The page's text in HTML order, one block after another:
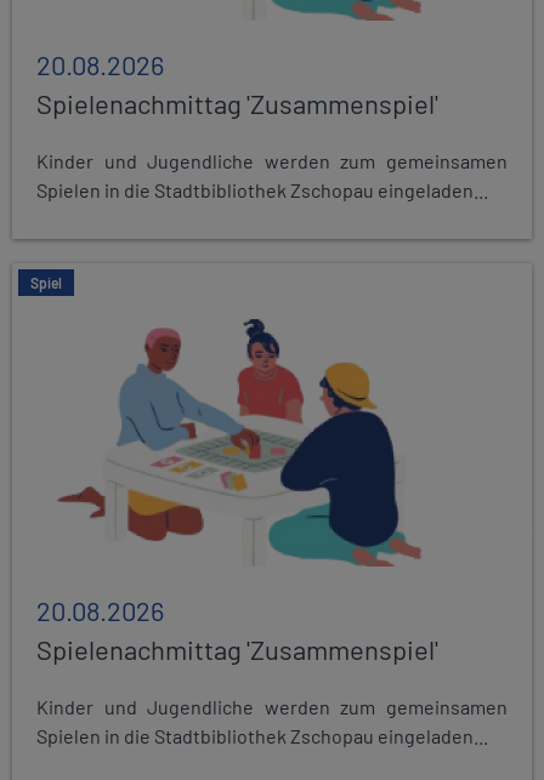
20.08.2026
Spielenachmittag 'Zusammenspiel'
Kinder und Jugendliche werden zum gemeinsamen
Spielen in die Stadtbibliothek Zschopau eingeladen...
Spiel
20.08.2026
Spielenachmittag 'Zusammenspiel'
Kinder und Jugendliche werden zum gemeinsamen
Spielen in die Stadtbibliothek Zschopau eingeladen...